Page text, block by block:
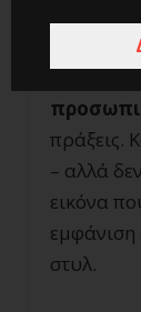
πράξεις.
– αλλά
εικόνα
εμφάνιση
στυλ.